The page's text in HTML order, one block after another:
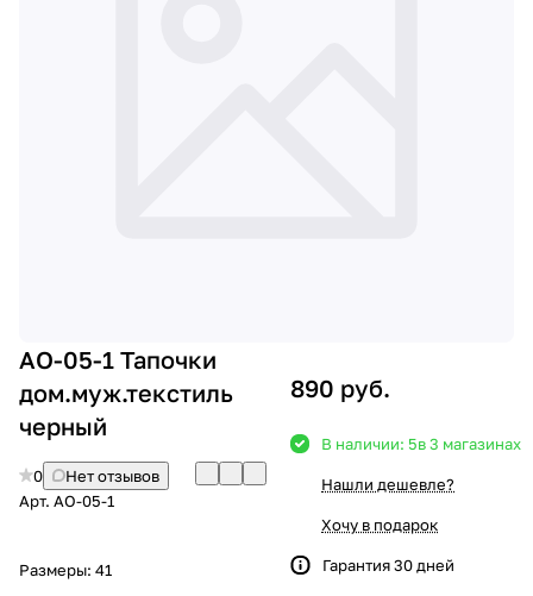
AO-05-1 Тапочки
дом.муж.текстиль
черный
0
Нет отзывов
Арт. AO-05-1
Размеры: 41
890 руб.
В наличии: 5в 3 магазинах
Нашли дешевле?
Хочу в подарок
Гарантия 30 дней